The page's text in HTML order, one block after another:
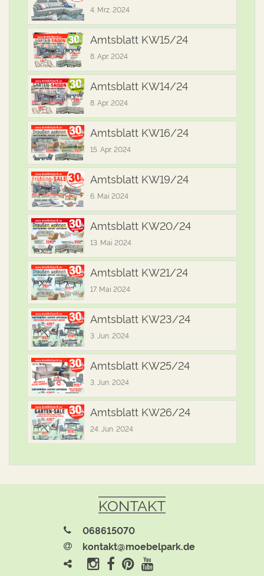
4. Mrz. 2024
Amtsblatt KW15/24
8. Apr. 2024
Amtsblatt KW14/24
8. Apr. 2024
Amtsblatt KW16/24
15. Apr. 2024
Amtsblatt KW19/24
6. Mai 2024
Amtsblatt KW20/24
13. Mai 2024
Amtsblatt KW21/24
17. Mai 2024
Amtsblatt KW23/24
3. Jun. 2024
Amtsblatt KW25/24
3. Jun. 2024
Amtsblatt KW26/24
24. Jun. 2024
KONTAKT
068615070
kontakt@moebelpark.de